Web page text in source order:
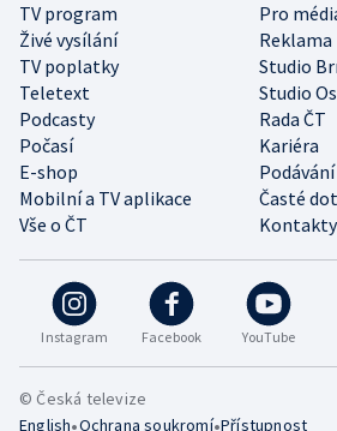
Instagram Facebook YouTube
TV program
Pro
Živé vysílání
Reklama
TV poplatky
Studio
Teletext
Studio
Podcasty
Rada ČT
Počasí
Kariéra
E-shop
Mobilní a TV aplikace
Časté
Vše o ČT
Kontakty
© Česká televize
English•Ochrana soukromí•Přístupnost